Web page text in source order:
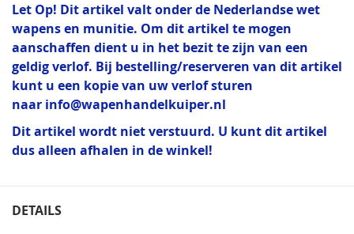
Let Op! Dit artikel valt onder de Nederlandse wet
wapens en munitie. Om dit artikel te mogen
aanschaffen dient u in het bezit te zijn van een
geldig verlof. Bij bestelling/reserveren van dit artikel
kunt u een kopie van uw verlof sturen
naar info@wapenhandelkuiper.nl
Dit artikel wordt niet verstuurd. U kunt dit artikel
dus alleen afhalen in de winkel!
DETAILS